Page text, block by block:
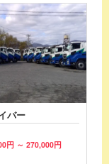
バー
円 ～ 270,000円